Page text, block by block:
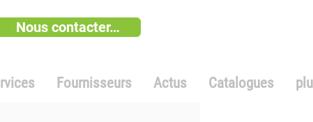
Nous contacter…
Fournisseurs Actus Catalogues